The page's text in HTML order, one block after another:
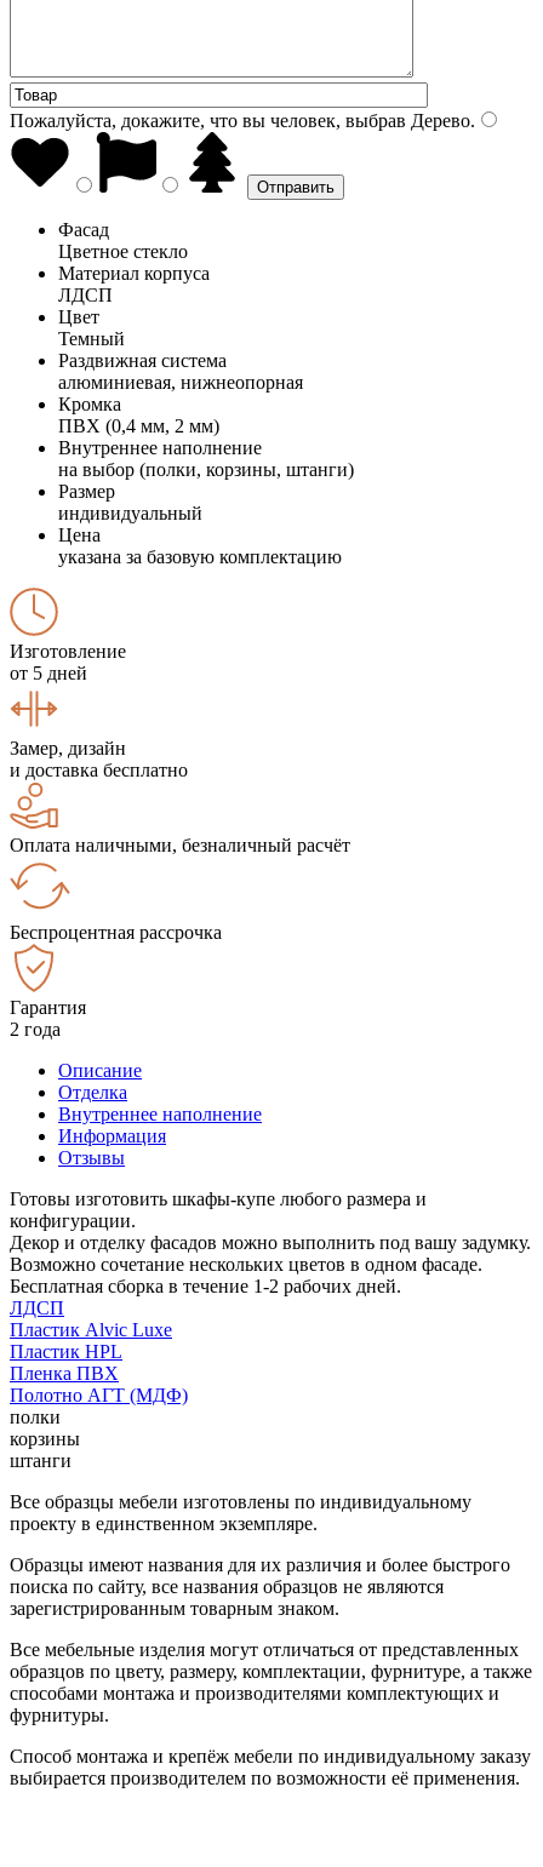
Пожалуйста, докажите, что вы человек, выбрав Дерево.
Фасад
Цветное стекло
Материал корпуса
ЛДСП
Цвет
Темный
Раздвижная система
алюминиевая, нижнеопорная
Кромка
ПВХ (0,4 мм, 2 мм)
Внутреннее наполнение
на выбор (полки, корзины, штанги)
Размер
индивидуальный
Цена
указана за базовую комплектацию
Изготовление
от 5 дней
Замер, дизайн
и доставка бесплатно
Оплата наличными, безналичный расчёт
Беспроцентная рассрочка
Гарантия
2 года
Описание
Отделка
Внутреннее наполнение
Информация
Отзывы
Готовы изготовить шкафы-купе любого размера и
конфигурации.
Декор и отделку фасадов можно выполнить под вашу задумку.
Возможно сочетание нескольких цветов в одном фасаде.
Бесплатная сборка в течение 1-2 рабочих дней.
ЛДСП
Пластик Alvic Luxe
Пластик HPL
Пленка ПВХ
Полотно АГТ (МДФ)
полки
корзины
штанги
Все образцы мебели изготовлены по индивидуальному
проекту в единственном экземпляре.
Образцы имеют названия для их различия и более быстрого
поиска по сайту, все названия образцов не являются
зарегистрированным товарным знаком.
Все мебельные изделия могут отличаться от представленных
образцов по цвету, размеру, комплектации, фурнитуре, а также
способами монтажа и производителями комплектующих и
фурнитуры.
Способ монтажа и крепёж мебели по индивидуальному заказу
выбирается производителем по возможности её применения.